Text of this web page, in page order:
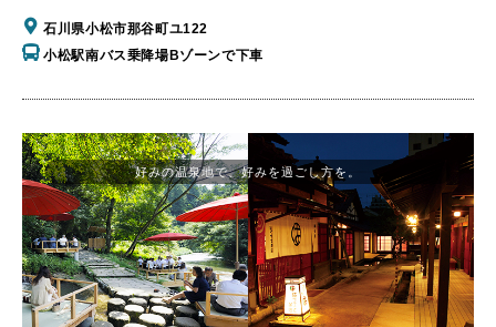
石川県小松市那谷町ユ122
小松駅南バス乗降場Bゾーンで下車
好みの温泉地で、好みを過ごし方を。